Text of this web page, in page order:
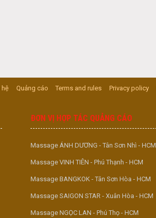
hệ Quảng cáo Terms and rules Privacy policy
ĐƠN VỊ HỢP TÁC QUẢNG CÁO
Massage ÁNH DƯƠNG - Tân Sơn Nhì - HCM
Massage VINH TIÊN - Phú Thạnh - HCM
Massage BANGKOK - Tân Sơn Hòa - HCM
Massage SAIGON STAR - Xuân Hòa - HCM
Massage NGỌC LAN - Phú Thọ - HCM